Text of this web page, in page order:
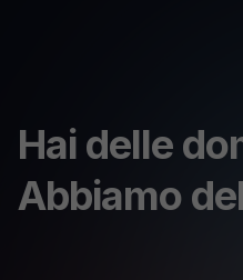
Hai delle
Abbiamo